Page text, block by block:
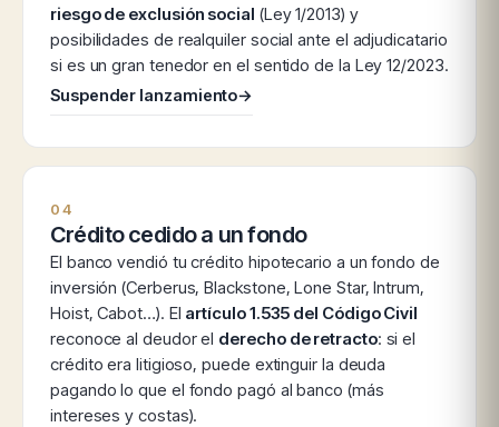
riesgo de exclusión social (Ley 1/2013) y
posibilidades de realquiler social ante el adjudicatario
si es un gran tenedor en el sentido de la Ley 12/2023.
Suspender lanzamiento→
04
Crédito cedido a un fondo
El banco vendió tu crédito hipotecario a un fondo de
inversión (Cerberus, Blackstone, Lone Star, Intrum,
Hoist, Cabot…). El artículo 1.535 del Código Civil
reconoce al deudor el derecho de retracto: si el
crédito era litigioso, puede extinguir la deuda
pagando lo que el fondo pagó al banco (más
intereses y costas).